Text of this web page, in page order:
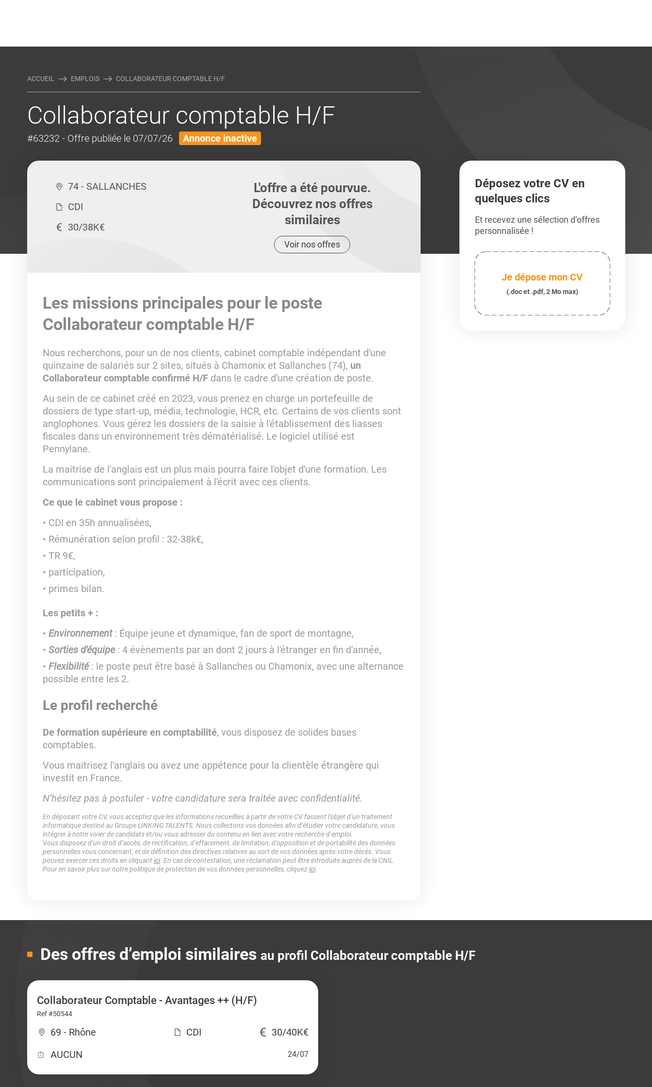
ACCUEIL EMPLOIS COLLABORATEUR COMPTABLE H/F
Collaborateur comptable H/F
#63232 - Offre publiée le 07/07/26 Annonce inactive
74 - SALLANCHES
CDI
30/38K€
L'offre a été pourvue.
Découvrez nos offres
similaires
Voir nos offres
Les missions principales pour le poste
Collaborateur comptable H/F
Nous recherchons, pour un de nos clients, cabinet comptable indépendant d'une
quinzaine de salariés sur 2 sites, situés à Chamonix et Sallanches (74), un
Collaborateur comptable confirmé H/F dans le cadre d'une création de poste.
Au sein de ce cabinet créé en 2023, vous prenez en charge un portefeuille de
dossiers de type start-up, média, technologie, HCR, etc. Certains de vos clients sont
anglophones. Vous gérez les dossiers de la saisie à l'établissement des liasses
fiscales dans un environnement très dématérialisé. Le logiciel utilisé est
Pennylane.
La maitrise de l'anglais est un plus mais pourra faire l'objet d'une formation. Les
communications sont principalement à l'écrit avec ces clients.
Ce que le cabinet vous propose :
CDI en 35h annualisées,
Rémunération selon profil : 32-38k€,
TR 9€,
participation,
primes bilan.
Les petits + :
Environnement : Équipe jeune et dynamique, fan de sport de montagne,
Sorties d'équipe: 4 évènements par an dont 2 jours à l'étranger en fin d'année,
Flexibilité : le poste peut être basé à Sallanches ou Chamonix, avec une alternance
possible entre les 2.
Le profil recherché
De formation supérieure en comptabilité, vous disposez de solides bases
comptables.
Vous maitrisez l'anglais ou avez une appétence pour la clientèle étrangère qui
investit en France.
N’hésitez pas à postuler - votre candidature sera traitée avec confidentialité.
En déposant votre CV, vous acceptez que les informations recueillies à partir de votre CV fassent l’objet d’un traitement
informatique destiné au Groupe LINKING TALENTS. Nous collectons vos données afin d’étudier votre candidature, vous
intégrer à notre vivier de candidats et/ou vous adresser du contenu en lien avec votre recherche d’emploi.
Vous disposez d’un droit d’accès, de rectification, d’effacement, de limitation, d’opposition et de portabilité des données
personnelles vous concernant, et de définition des directives relatives au sort de vos données après votre décès. Vous
pouvez exercer ces droits en cliquantici. En cas de contestation, une réclamation peut être introduite auprès de la CNIL.
Pour en savoir plus sur notre politique de protection de vos données personnelles, cliquezici.
Déposez votre CV en
quelques clics
Et recevez une sélection d’offres
personnalisée !
Je dépose mon CV
(.doc et .pdf, 2 Mo max)
Des offres d’emploi similaires au profil Collaborateur comptable H/F
Collaborateur Comptable - Avantages ++ (H/F)
Ref #50544
69 - Rhône CDI
30/40K€
AUCUN
24/07